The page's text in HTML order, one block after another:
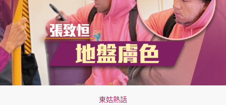
東姑熱話